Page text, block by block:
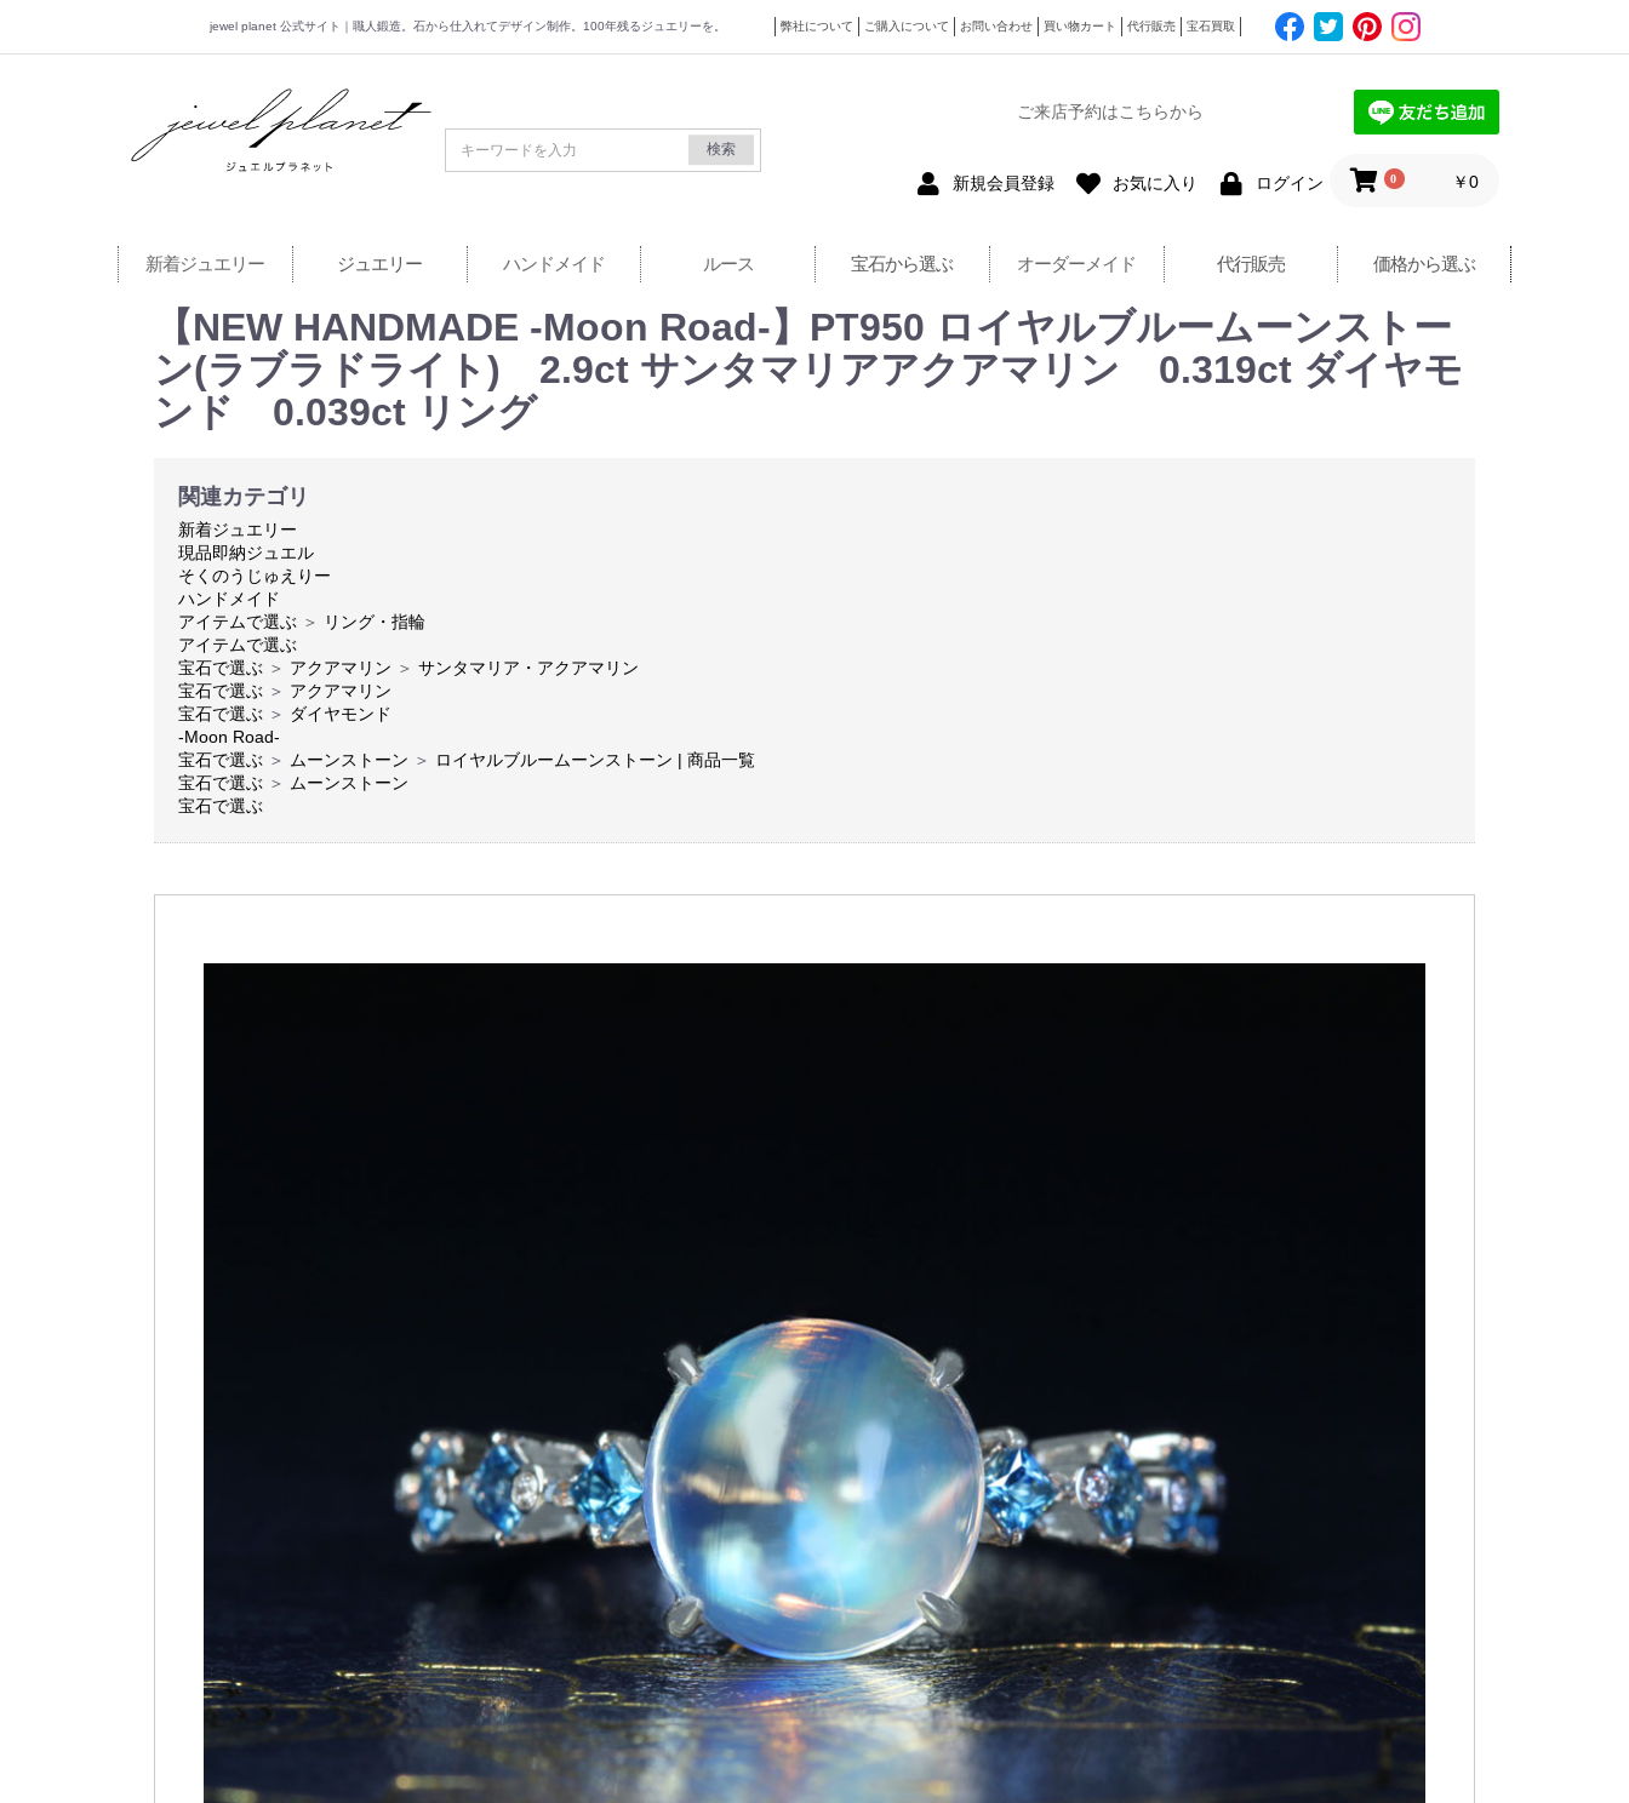
jewel planet 公式サイト｜職人鍛造。石から仕入れてデザイン制作。100年残るジュエリーを。 弊社について ご購入について お問い合わせ 買い物カート 代行販売 宝石買取
jewel planet 公式サイト
検索
ご来店予約はこちらから
新規会員登録 お気に入り ログイン 0 ￥0
新着ジュエリー ジュエリー ハンドメイド ルース 宝石から選ぶ オーダーメイド 代行販売 価格から選ぶ
【NEW HANDMADE -Moon Road-】PT950 ロイヤルブルームーンストー
ン(ラブラドライト) 2.9ct サンタマリアアクアマリン 0.319ct ダイヤモ
ンド 0.039ct リング
関連カテゴリ
新着ジュエリー
現品即納ジュエル
そくのうじゅえりー
ハンドメイド
アイテムで選ぶ ＞
リング・指輪
アイテムで選ぶ
宝石で選ぶ ＞ アクアマリン ＞ サンタマリア・アクアマリン
宝石で選ぶ ＞ アクアマリン
宝石で選ぶ ＞ ダイヤモンド
-Moon Road-
宝石で選ぶ ＞ ムーンストーン ＞ ロイヤルブルームーンストーン | 商品一覧
宝石で選ぶ ＞ ムーンストーン
宝石で選ぶ